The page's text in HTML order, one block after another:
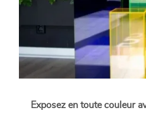
Exposez en toute couleur